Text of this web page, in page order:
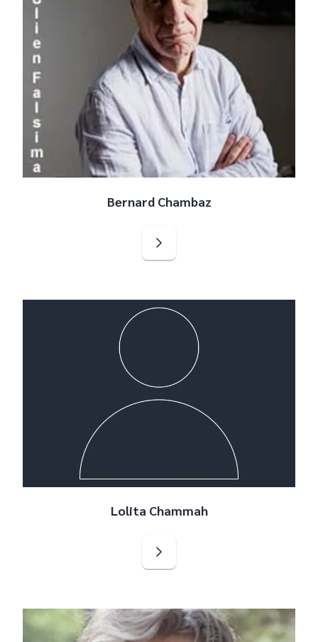
Bernard Chambaz
Lolita Chammah